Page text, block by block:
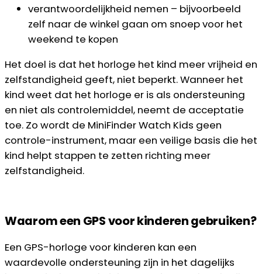
verantwoordelijkheid nemen – bijvoorbeeld
zelf naar de winkel gaan om snoep voor het
weekend te kopen
Het doel is dat het horloge het kind meer vrijheid en
zelfstandigheid geeft, niet beperkt. Wanneer het
kind weet dat het horloge er is als ondersteuning
en niet als controlemiddel, neemt de acceptatie
toe. Zo wordt de MiniFinder Watch Kids geen
controle-instrument, maar een veilige basis die het
kind helpt stappen te zetten richting meer
zelfstandigheid.
Waarom een GPS voor kinderen gebruiken?
Een GPS-horloge voor kinderen kan een
waardevolle ondersteuning zijn in het dagelijks